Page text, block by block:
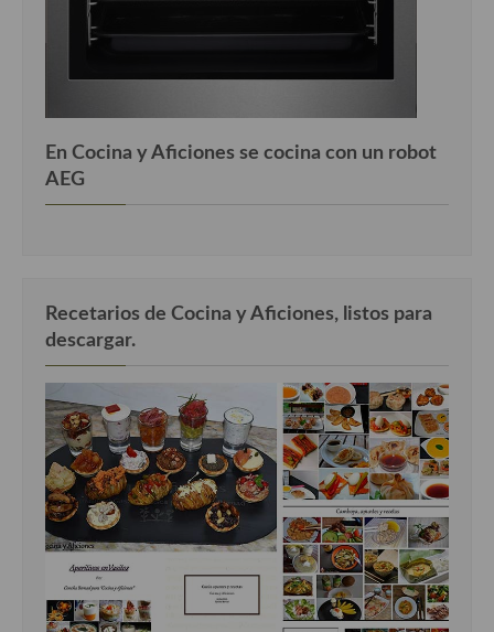
En Cocina y Aficiones se cocina con un robot
AEG
Recetarios de Cocina y Aficiones, listos para
descargar.